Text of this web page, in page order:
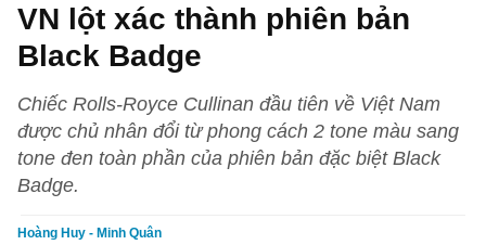
VN lột xác thành phiên bản
Black Badge
Chiếc Rolls-Royce Cullinan đầu tiên về Việt Nam
được chủ nhân đổi từ phong cách 2 tone màu sang
tone đen toàn phần của phiên bản đặc biệt Black
Badge.
Hoàng Huy - Minh Quân